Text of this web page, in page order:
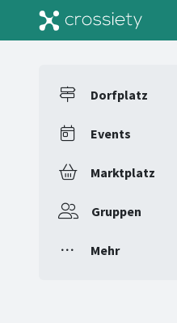
Dorfplatz
Events
Marktplatz
Gruppen
Mehr